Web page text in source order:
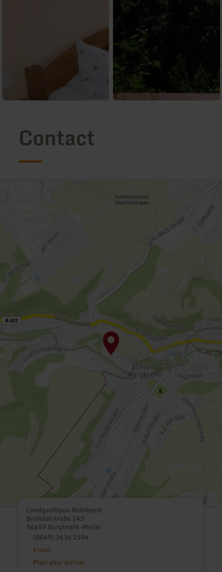
Contact
Landgasthaus Rothbrust
Brohltalstraße 245
56659 Burgbrohl-Weiler
(0049) 2636 2594
Email
Plan your arrival